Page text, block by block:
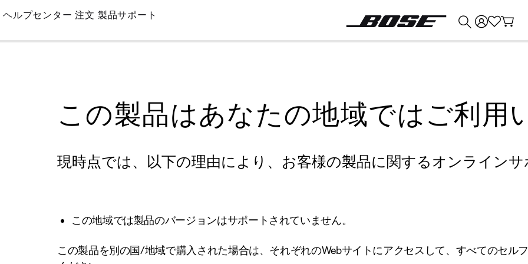
Skip
Main
ヘルプセンター 注文 製品サポート
この製品はあなたの地域ではご利用
現時点では、以下の理由により、お客様の製品に関するオンライン
この地域では製品のバージョンはサポートされていません。
この製品を別の国/地域で購入された場合は、それぞれのWebサイトにアクセスして、すべてのセル